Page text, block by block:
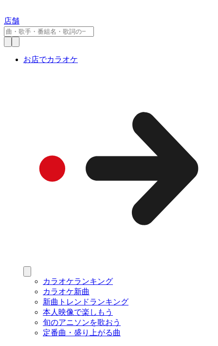
店舗
お店でカラオケ
カラオケランキング
カラオケ新曲
新曲トレンドランキング
本人映像で楽しもう
旬のアニソンを歌おう
定番曲・盛り上がる曲